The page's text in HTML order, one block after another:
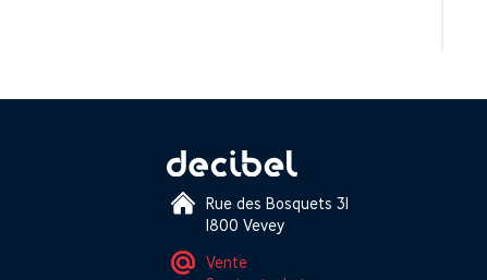
Rue des Bosquets 31
1800 Vevey
Vente